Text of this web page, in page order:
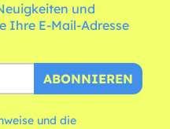
und
Ihre E-Mail-Adresse
ABONNIEREN
und die